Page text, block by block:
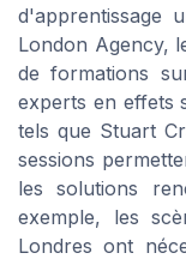
d'apprentissage
London Agency,
de formations
experts en effets
tels que Stuart
sessions
les solutions
exemple, les
Londres ont